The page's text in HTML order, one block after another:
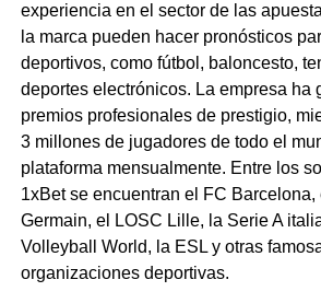
experiencia en el sector de las
la marca pueden hacer pronósticos
deportivos, como fútbol, baloncesto,
deportes electrónicos. La empresa ha
premios profesionales de prestigio,
3 millones de jugadores de todo el
plataforma mensualmente. Entre los
1xBet se encuentran el FC
Germain, el LOSC Lille, la Serie A
Volleyball World, la ESL y otras
organizaciones deportivas.